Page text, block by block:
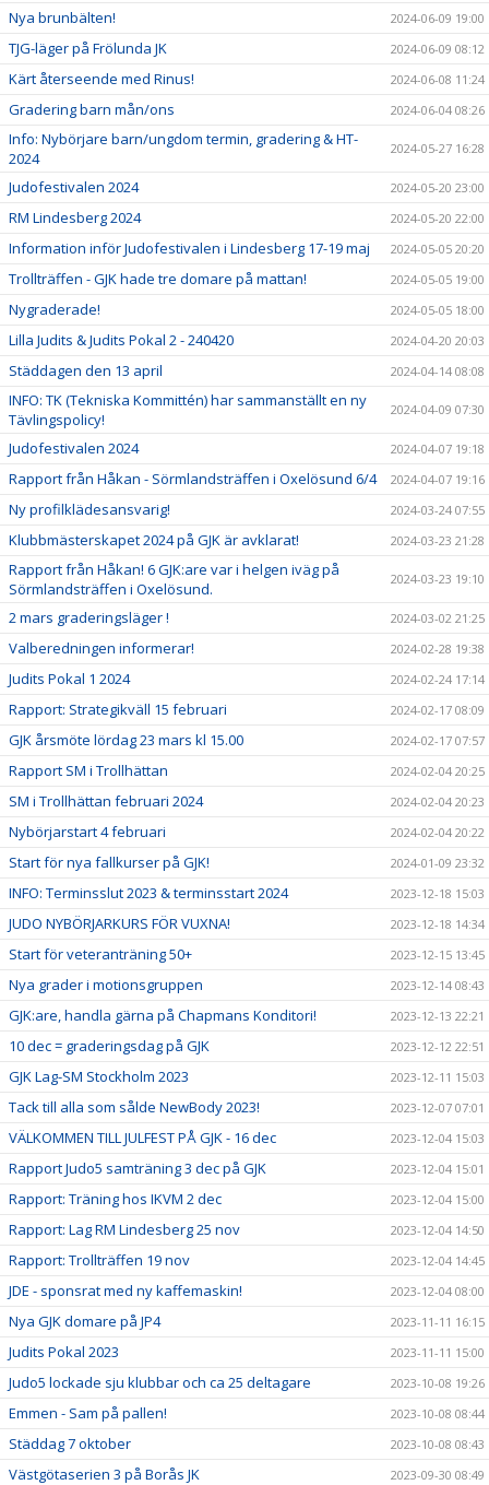
Nya brunbälten! 2024-06-09 19:00
TJG-läger på Frölunda JK 2024-06-09 08:12
Kärt återseende med Rinus! 2024-06-08 11:24
Gradering barn mån/ons 2024-06-04 08:26
Info: Nybörjare barn/ungdom termin, gradering & HT-
2024
2024-05-27 16:28
Judofestivalen 2024 2024-05-20 23:00
RM Lindesberg 2024 2024-05-20 22:00
Information inför Judofestivalen i Lindesberg 17-19 maj 2024-05-05 20:20
Trollträffen - GJK hade tre domare på mattan! 2024-05-05 19:00
Nygraderade! 2024-05-05 18:00
Lilla Judits & Judits Pokal 2 - 240420 2024-04-20 20:03
Städdagen den 13 april 2024-04-14 08:08
INFO: TK (Tekniska Kommittén) har sammanställt en ny
Tävlingspolicy!
2024-04-09 07:30
Judofestivalen 2024 2024-04-07 19:18
Rapport från Håkan - Sörmlandsträffen i Oxelösund 6/4 2024-04-07 19:16
Ny profilklädesansvarig! 2024-03-24 07:55
Klubbmästerskapet 2024 på GJK är avklarat! 2024-03-23 21:28
Rapport från Håkan! 6 GJK:are var i helgen iväg på
Sörmlandsträffen i Oxelösund.
2024-03-23 19:10
2 mars graderingsläger ! 2024-03-02 21:25
Valberedningen informerar! 2024-02-28 19:38
Judits Pokal 1 2024 2024-02-24 17:14
Rapport: Strategikväll 15 februari 2024-02-17 08:09
GJK årsmöte lördag 23 mars kl 15.00 2024-02-17 07:57
Rapport SM i Trollhättan 2024-02-04 20:25
SM i Trollhättan februari 2024 2024-02-04 20:23
Nybörjarstart 4 februari 2024-02-04 20:22
Start för nya fallkurser på GJK! 2024-01-09 23:32
INFO: Terminsslut 2023 & terminsstart 2024 2023-12-18 15:03
JUDO NYBÖRJARKURS FÖR VUXNA! 2023-12-18 14:34
Start för veteranträning 50+ 2023-12-15 13:45
Nya grader i motionsgruppen 2023-12-14 08:43
GJK:are, handla gärna på Chapmans Konditori! 2023-12-13 22:21
10 dec = graderingsdag på GJK 2023-12-12 22:51
GJK Lag-SM Stockholm 2023 2023-12-11 15:03
Tack till alla som sålde NewBody 2023! 2023-12-07 07:01
VÄLKOMMEN TILL JULFEST PÅ GJK - 16 dec 2023-12-04 15:03
Rapport Judo5 samträning 3 dec på GJK 2023-12-04 15:01
Rapport: Träning hos IKVM 2 dec 2023-12-04 15:00
Rapport: Lag RM Lindesberg 25 nov 2023-12-04 14:50
Rapport: Trollträffen 19 nov 2023-12-04 14:45
JDE - sponsrat med ny kaffemaskin! 2023-12-04 08:00
Nya GJK domare på JP4 2023-11-11 16:15
Judits Pokal 2023 2023-11-11 15:00
Judo5 lockade sju klubbar och ca 25 deltagare 2023-10-08 19:26
Emmen - Sam på pallen! 2023-10-08 08:44
Städdag 7 oktober 2023-10-08 08:43
Västgötaserien 3 på Borås JK 2023-09-30 08:49